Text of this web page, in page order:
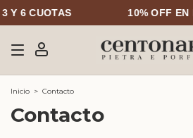
6 CUOTAS 10% OFF EN
Inicio > Contacto
Contacto